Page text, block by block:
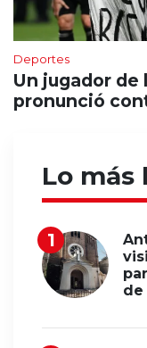
Deportes
Un jugador de
pronunció
Lo más
de